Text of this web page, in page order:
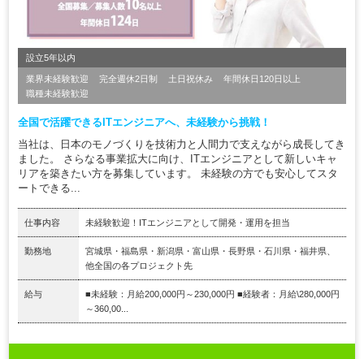
設立5年以内
業界未経験歓迎 完全週休2日制 土日祝休み
年間休日120日以上
職種未経験歓迎
全国で活躍できるITエンジニアへ、未経験から挑戦！
当社は、日本のモノづくりを技術力と人間力で支えながら成長してき
ました。 さらなる事業拡大に向け、ITエンジニアとして新しいキャ
リアを築きたい方を募集しています。 未経験の方でも安心してスタ
ートできる...
仕事内容 未経験歓迎！ITエンジニアとして開発・運用を担当
勤務地
宮城県・福島県・新潟県・富山県・長野県・石川県・福井県、
他全国の各プロジェクト先
給与
■未経験：月給200,000円～230,000円 ■経験者：月給\280,000円
～360,00...